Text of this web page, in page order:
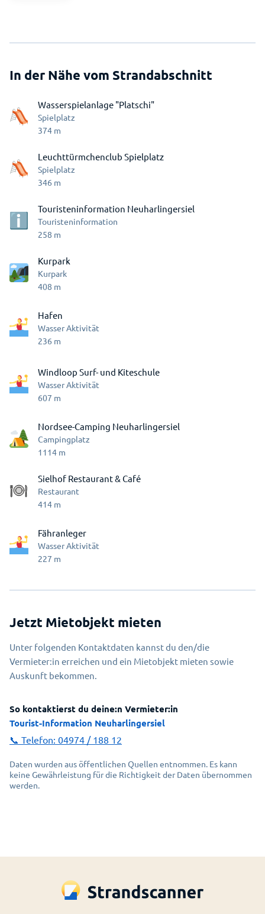
In der Nähe vom Strandabschnitt
Wasserspielanlage "Platschi"
Spielplatz
374 m
Leuchttürmchenclub Spielplatz
Spielplatz
346 m
Touristeninformation Neuharlingersiel
Touristeninformation
258 m
Kurpark
Kurpark
408 m
Hafen
Wasser Aktivität
236 m
Windloop Surf- und Kiteschule
Wasser Aktivität
607 m
Nordsee-Camping Neuharlingersiel
Campingplatz
1114 m
Sielhof Restaurant & Café
Restaurant
414 m
Fähranleger
Wasser Aktivität
227 m
Jetzt Mietobjekt mieten
Unter folgenden Kontaktdaten kannst du den/die
Vermieter:in erreichen und ein Mietobjekt mieten sowie
Auskunft bekommen.
So kontaktierst du deine:n Vermieter:in
Tourist-Information Neuharlingersiel
📞 Telefon: 04974 / 188 12
Daten wurden aus öffentlichen Quellen entnommen. Es kann
keine Gewährleistung für die Richtigkeit der Daten übernommen
werden.